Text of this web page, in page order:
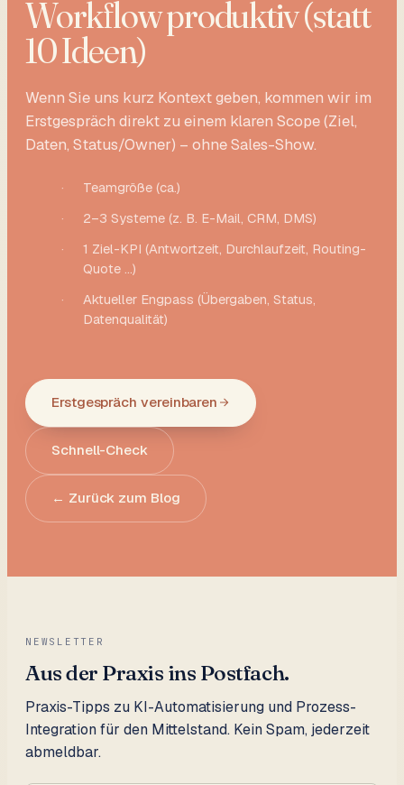
Workflow produktiv (statt
10 Ideen)
Wenn Sie uns kurz Kontext geben, kommen wir im
Erstgespräch direkt zu einem klaren Scope (Ziel,
Daten, Status/Owner) – ohne Sales-Show.
·
Teamgröße (ca.)
·
2–3 Systeme (z. B. E-Mail, CRM, DMS)
·
1 Ziel-KPI (Antwortzeit, Durchlaufzeit, Routing-
Quote …)
·
Aktueller Engpass (Übergaben, Status,
Datenqualität)
Erstgespräch vereinbaren
Schnell-Check
← Zurück zum Blog
NEWSLETTER
Aus der Praxis ins Postfach.
Praxis-Tipps zu KI-Automatisierung und Prozess-
Integration für den Mittelstand. Kein Spam, jederzeit
abmeldbar.